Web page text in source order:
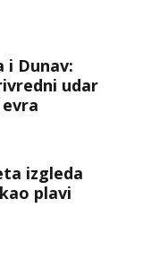
i Dunav:
udar
izgleda
plavi